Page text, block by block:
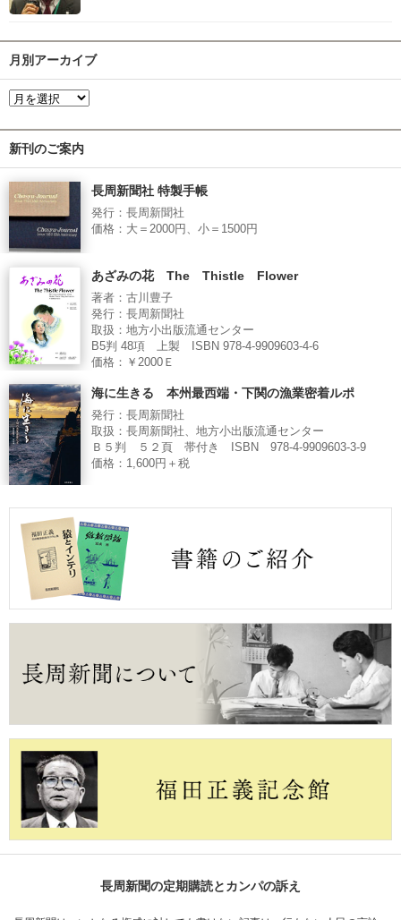
月別アーカイブ
新刊のご案内
長周新聞社 特製手帳
発行：長周新聞社
価格：大＝2000円、小＝1500円
あざみの花 The Thistle Flower
著者：古川豊子
発行：長周新聞社
取扱：地方小出版流通センター
B5判 48項 上製 ISBN 978-4-9909603-4-6
価格：￥2000Ｅ
海に生きる 本州最西端・下関の漁業密着ルポ
発行：長周新聞社
取扱：長周新聞社、地方小出版流通センター
Ｂ５判 ５２頁 帯付き ISBN 978-4-9909603-3-9
価格：1,600円＋税
長周新聞の定期購読とカンパの訴え